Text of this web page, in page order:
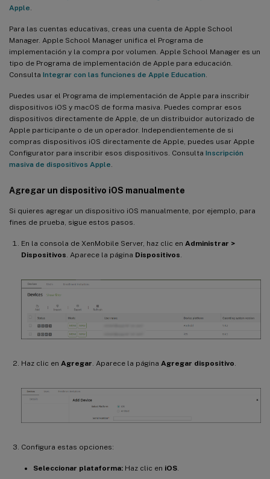
Apple.
Para las cuentas educativas, creas una cuenta de Apple School
Manager. Apple School Manager unifica el Programa de
implementación y la compra por volumen. Apple School Manager es un
tipo de Programa de implementación de Apple para educación.
Consulta Integrar con las funciones de Apple Education.
Puedes usar el Programa de implementación de Apple para inscribir
dispositivos iOS y macOS de forma masiva. Puedes comprar esos
dispositivos directamente de Apple, de un distribuidor autorizado de
Apple participante o de un operador. Independientemente de si
compras dispositivos iOS directamente de Apple, puedes usar Apple
Configurator para inscribir esos dispositivos. Consulta Inscripción
masiva de dispositivos Apple.
Agregar un dispositivo iOS manualmente
Si quieres agregar un dispositivo iOS manualmente, por ejemplo, para
fines de prueba, sigue estos pasos.
En la consola de XenMobile Server, haz clic en Administrar >
Dispositivos. Aparece la página Dispositivos.
Haz clic en Agregar. Aparece la página Agregar dispositivo.
Configura estas opciones:
Seleccionar plataforma: Haz clic en iOS